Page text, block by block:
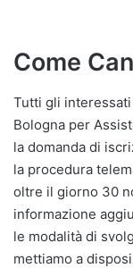
Come
Tutti gli
Bologna per
la domanda di
la procedura
oltre il giorno 30
informazione
le modalità di
mettiamo a